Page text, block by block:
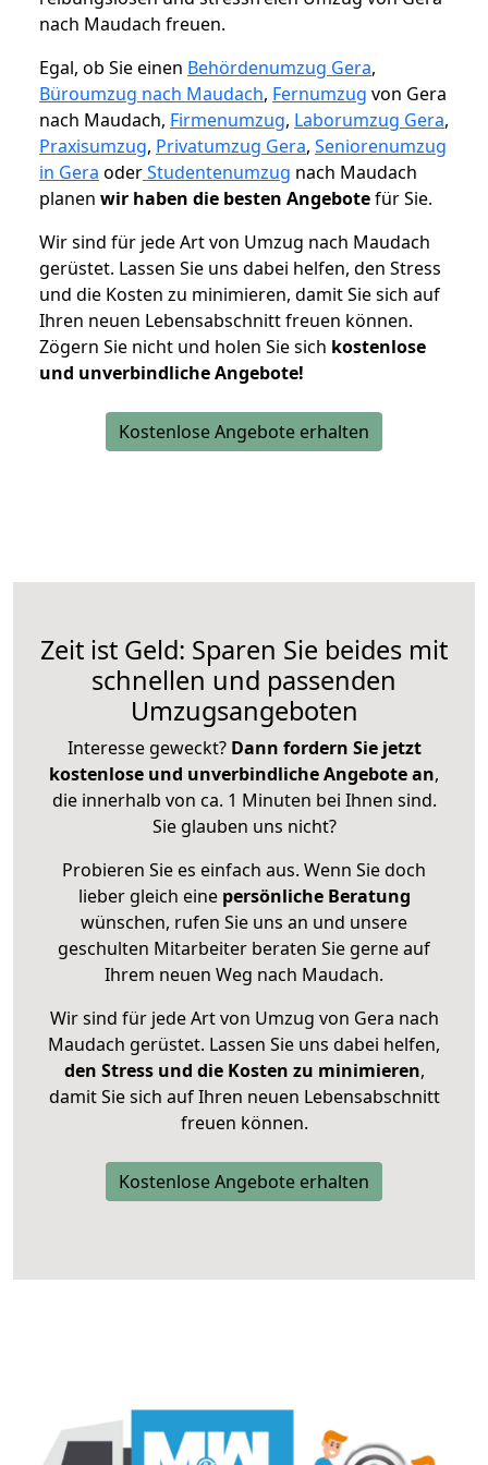
nach Maudach freuen.
Egal, ob Sie einen Behördenumzug Gera,
Büroumzug nach Maudach, Fernumzug von Gera
nach Maudach, Firmenumzug, Laborumzug Gera,
Praxisumzug, Privatumzug Gera, Seniorenumzug
in Gera oderStudentenumzug nach Maudach
planen wir haben die besten Angebotefür Sie.
Wir sind für jede Art von Umzug nach Maudach
gerüstet. Lassen Sie uns dabei helfen, den Stress
und die Kosten zu minimieren, damit Sie sich auf
Ihren neuen Lebensabschnitt freuen können.
Zögern Sie nicht und holen Sie sich kostenlose
und unverbindliche Angebote!
Kostenlose Angebote erhalten
Zeit ist Geld: Sparen Sie beides mit
schnellen und passenden
Umzugsangeboten
Interesse geweckt? Dann fordern Sie jetzt
kostenlose und unverbindliche Angebote an,
die innerhalb von ca. 1 Minuten bei Ihnen sind.
Sie glauben uns nicht?
Probieren Sie es einfach aus. Wenn Sie doch
lieber gleich eine persönliche Beratung
wünschen, rufen Sie uns an und unsere
geschulten Mitarbeiter beraten Sie gerne auf
Ihrem neuen Weg nach Maudach.
Wir sind für jede Art von Umzug von Gera nach
Maudach gerüstet. Lassen Sie uns dabei helfen,
den Stress und die Kosten zu minimieren,
damit Sie sich auf Ihren neuen Lebensabschnitt
freuen können.
Kostenlose Angebote erhalten